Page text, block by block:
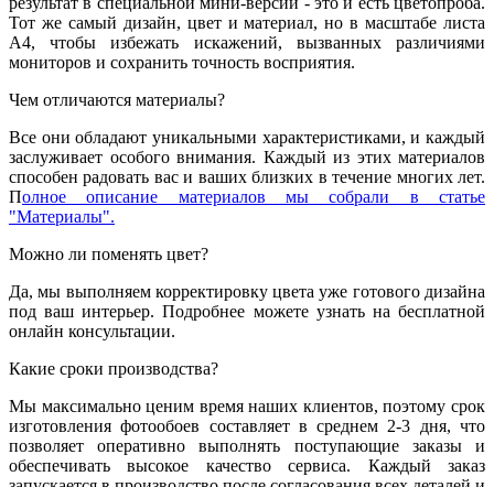
Тот же самый дизайн, цвет и материал, но в масштабе листа
А4, чтобы избежать искажений, вызванных различиями
мониторов и сохранить точность восприятия.
Чем отличаются материалы?
Все они обладают уникальными характеристиками, и каждый
заслуживает особого внимания. Каждый из этих материалов
способен радовать вас и ваших близких в течение многих лет.
Полное описание материалов мы собрали в статье
"Материалы".
Можно ли поменять цвет?
Да, мы выполняем корректировку цвета уже готового дизайна
под ваш интерьер. Подробнее можете узнать на бесплатной
онлайн консультации.
Какие сроки производства?
Мы максимально ценим время наших клиентов, поэтому срок
изготовления фотообоев составляет в среднем 2-3 дня, что
позволяет оперативно выполнять поступающие заказы и
обеспечивать высокое качество сервиса. Каждый заказ